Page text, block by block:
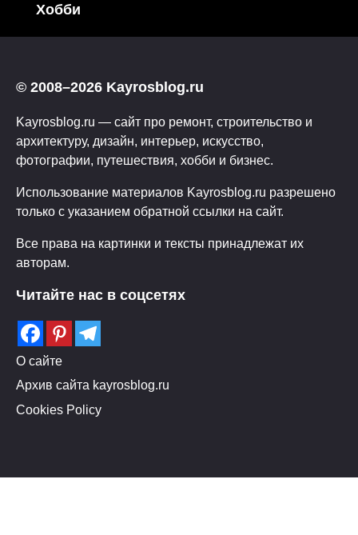
Хобби
© 2008–2026 Kayrosblog.ru
Kayrosblog.ru — сайт про ремонт, строительство и
архитектуру, дизайн, интерьер, искусство,
фотографии, путешествия, хобби и бизнес.
Использование материалов Kayrosblog.ru разрешено
только с указанием обратной ссылки на сайт.
Все права на картинки и тексты принадлежат их
авторам.
Читайте нас в соцсетях
О сайте
Архив сайта kayrosblog.ru
Cookies Policy